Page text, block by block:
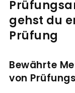
gehst du
Prüfung
Bewährte
von